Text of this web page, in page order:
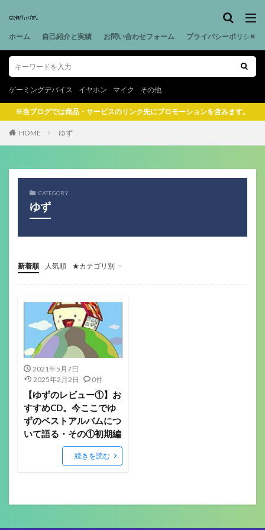
ホーム 自己紹介と実績 お問い合わせフォーム プライバシーポリシー
ゲーミングデバイス イヤホン マイク その他
※当ブログでは商品・サービスのリンク先にプロモーションを含みます。
HOME ゆず
CATEGORY
ゆず
新着順 人気順
★カテゴリ別
ゲーミングデバイス
ガジェット関係
その他(ガジェットや音楽）
音楽機材
マウス
キーボード
ヘッドセット
イヤホン
ゲーミングモニター
ヘッドホン
マイク
配信機材
ゲーミングパッド
ゲーミングチェア
サラウンドアンプ
マウスパッド
Webカメラ
スマートウォッチ
美容
フィットネス
ロボット掃除機
ボードゲーム
2021年5月7日
2025年2月2日
0件
【ゆずのレビュー①】お
すすめCD。今ここでゆ
ずのベストアルバムにつ
いて語る・その①初期編
続きを読む